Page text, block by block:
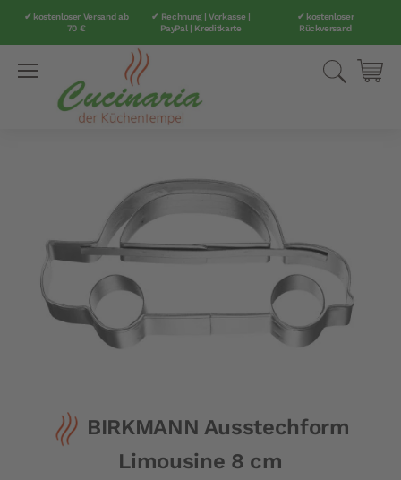
✔ kostenloser Versand ab
70 €
✔ Rechnung | Vorkasse |
PayPal | Kreditkarte
✔ kostenloser
Rückversand
Suche
BIRKMANN Ausstechform
Limousine 8 cm